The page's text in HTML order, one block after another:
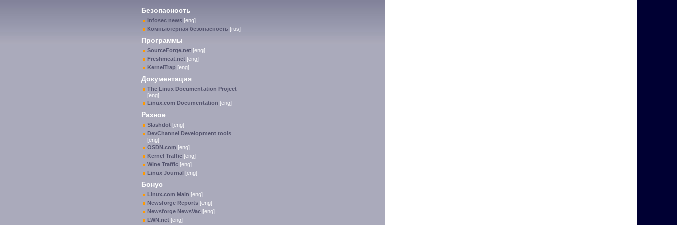
Безопасность
Infosec news [eng]
Компьютерная безопасность [rus]
Программы
SourceForge.net [eng]
Freshmeat.net [eng]
KernelTrap [eng]
Документация
The Linux Documentation Project
[eng]
Linux.com Documentation [eng]
Разное
Slashdot [eng]
DevChannel Development tools
[eng]
OSDN.com [eng]
Kernel Traffic [eng]
Wine Traffic [eng]
Linux Journal [eng]
Бонус
Linux.com Main [eng]
Newsforge Reports [eng]
Newsforge NewsVac [eng]
LWN.net [eng]